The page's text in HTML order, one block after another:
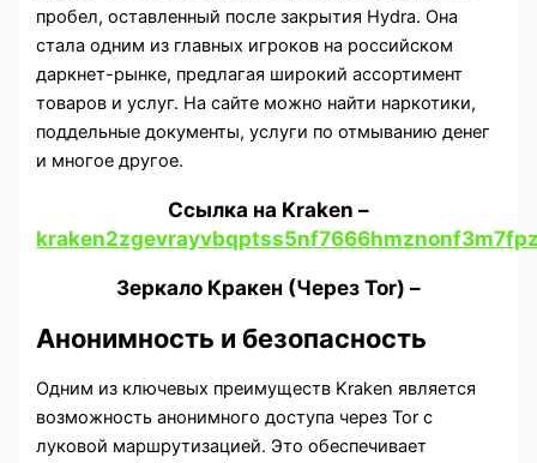
пробел, оставленный после закрытия Hydra. Она
стала одним из главных игроков на российском
даркнет-рынке, предлагая широкий ассортимент
товаров и услуг. На сайте можно найти наркотики,
поддельные документы, услуги по отмыванию денег
и многое другое.
Cсылка на Kraken –
Зеркало Кракен (Через Tor) –
Анонимность и безопасность
Одним из ключевых преимуществ Kraken является
возможность анонимного доступа через Tor с
луковой маршрутизацией. Это обеспечивает